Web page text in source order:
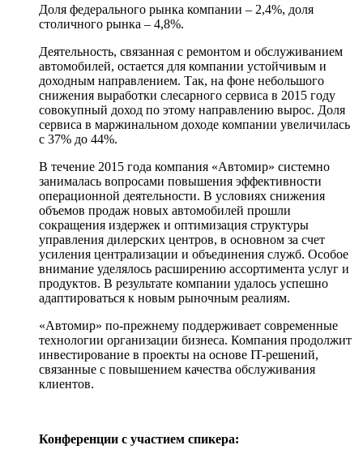
Доля федерального рынка компании – 2,4%, доля
столичного рынка – 4,8%.
Деятельность, связанная с ремонтом и обслуживанием
автомобилей, остается для компании устойчивым и
доходным направлением. Так, на фоне небольшого
снижения выработки слесарного сервиса в 2015 году
совокупный доход по этому направлению вырос. Доля
сервиса в маржинальном доходе компании увеличилась
с 37% до 44%.
В течение 2015 года компания «Автомир» системно
занималась вопросами повышения эффективности
операционной деятельности. В условиях снижения
объемов продаж новых автомобилей прошли
сокращения издержек и оптимизация структуры
управления дилерских центров, в основном за счет
усиления централизации и объединения служб. Особое
внимание уделялось расширению ассортимента услуг и
продуктов. В результате компании удалось успешно
адаптироваться к новым рыночным реалиям.
«Автомир» по-прежнему поддерживает современные
технологии организации бизнеса. Компания продолжит
инвестирование в проекты на основе IT-решений,
связанные с повышением качества обслуживания
клиентов.
Конференции с участием спикера: